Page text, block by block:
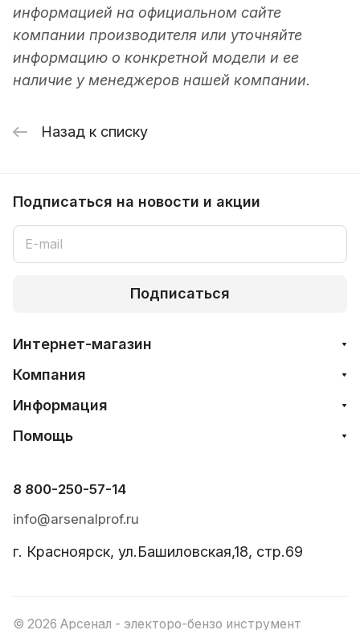
информацией на официальном сайте
компании производителя или уточняйте
информацию о конкретной модели и ее
наличие у менеджеров нашей компании.
Назад к списку
Подписаться на новости и акции
Подписаться
Интернет-магазин
Компания
Информация
Помощь
8 800-250-57-14
info@arsenalprof.ru
г. Красноярск, ул.Башиловская,18, стр.69
© 2026 Арсенал - электоро-бензо инструмент